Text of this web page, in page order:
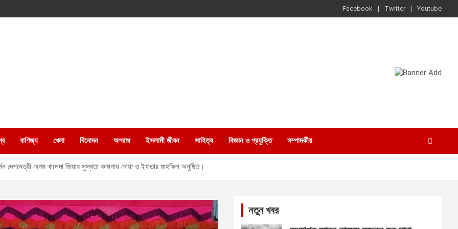
Facebook Twitter Youtube
বাণিজ্য খেলা বিনোদন অপরাধ ইসলামী জীবন সাহিত্য বিজ্ঞান ও প্রযুক্তি সম্পাদকীয়
দেশনেত্রী বেগম খালেদা জিয়ার সুস্থতা কামনায় দোয়া ও ইফতার মাহফিল অনুষ্ঠিত।
নতুন খবর